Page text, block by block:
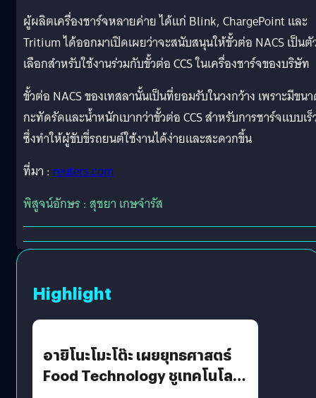
ผู้ผลิตเครื่องชาร์จหลายค่าย ได้แก่ Blink, ChargePoint และ
Tritium ได้ออกมาเปิดเผยว่าจะสนับสนุนให้ขั้วต่อ NACS เป็นตั
เลือกสำหรับใช้งานร่วมกับขั้วต่อ CCS ในเครื่องชาร์จของบริษัท
ขั้วต่อ NACS ของเทสลานั้นเป็นที่ยอมรับในวงกว้าง เพราะมีขน
กะทัดรัดและน้ำหนักเบากว่าขั้วต่อ CCS สำหรับการชาร์จแบบเร็
ซึ่งทำให้ผู้ขับขี่รถยนต์ใช้งานได้ง่ายและสะดวกขึ้น
ที่มา : reuters.com
พิสูจน์อักษร : สุชยา เกษจำรัส
Highlight
อายิโนะโมะโต๊ะ เผยยุทธศาสตร์
Food Technology ชูเทคโนโลยี